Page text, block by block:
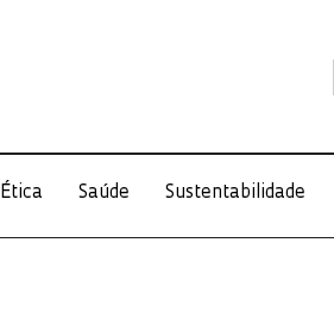
Ética Saúde Sustentabilidade